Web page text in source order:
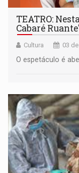
TEATRO:
Cabaré
Cultura 03
O espetáculo é